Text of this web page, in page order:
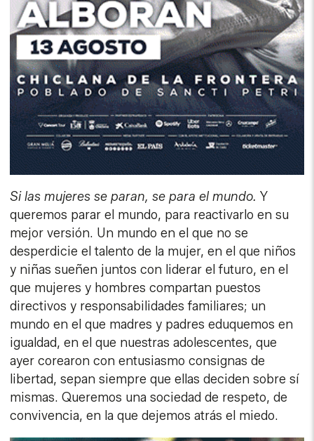
Si las mujeres se paran, se para el mundo. Y
queremos parar el mundo, para reactivarlo en su
mejor versión. Un mundo en el que no se
desperdicie el talento de la mujer, en el que niños
y niñas sueñen juntos con liderar el futuro, en el
que mujeres y hombres compartan puestos
directivos y responsabilidades familiares; un
mundo en el que madres y padres eduquemos en
igualdad, en el que nuestras adolescentes, que
ayer corearon con entusiasmo consignas de
libertad, sepan siempre que ellas deciden sobre sí
mismas. Queremos una sociedad de respeto, de
convivencia, en la que dejemos atrás el miedo.